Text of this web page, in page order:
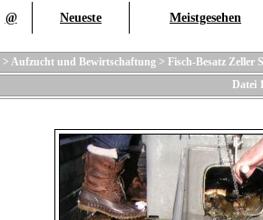
@ Neueste Meistgesehen
> Aufzucht und Bewirtschaftung > Fisch-Besatz Zeller
Datei